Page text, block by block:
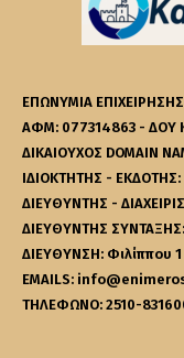
ΕΠΩΝΥΜΙΑ
ΑΦΜ: 077314863 - ΔΟΥ
ΔΙΚΑΙΟΥΧΟΣ DOMAIN
ΙΔΙΟΚΤΗΤΗΣ -
ΔΙΕΥΘΥΝΤΗΣ -
ΔΙΕΥΘΥΝΤΗΣ ΣΥΝΤΑΞΗΣ:
ΔΙΕΥΘΥΝΣΗ: Φιλίππου
EMAILS:
ΤΗΛΕΦΩΝΟ: 2510-